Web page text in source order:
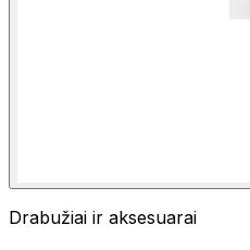
Drabužiai ir aksesuarai